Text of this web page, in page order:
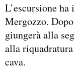
L’escursione
Mergozzo.
giungerà alla
alla
cava.